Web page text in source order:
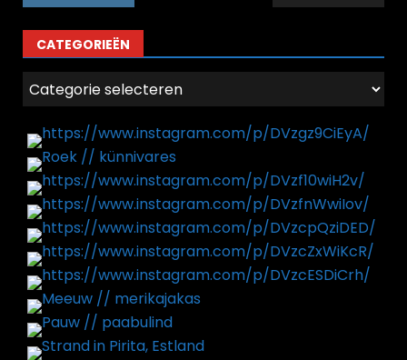
CATEGORIEËN
Categorieën